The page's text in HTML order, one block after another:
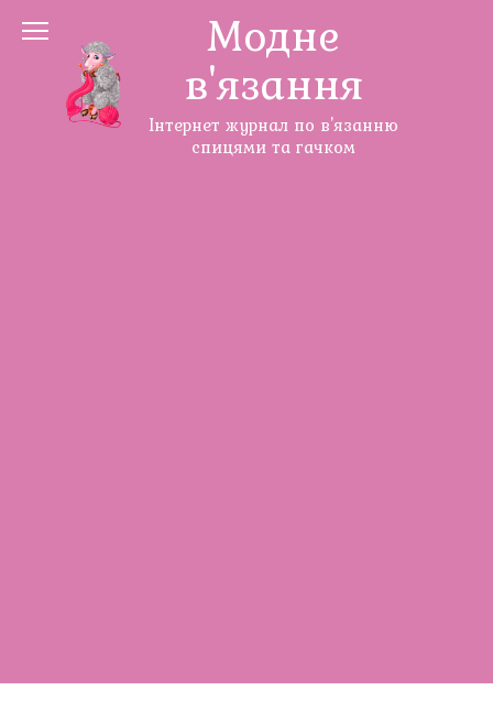
Модне
в'язання
Інтернет журнал по в'язанню
спицями та гачком